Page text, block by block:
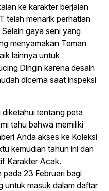
ke karakter berjalan
telah menarik perhatian
gaya seni yang
menyamakan Teman
lainnya untuk
Dingin karena desain
dicerna saat inspeksi
tentang peta
tahu bahwa memiliki
Anda akses ke Koleksi
kemudian tahun ini dan
Karakter Acak.
23 Februari bagi
untuk masuk dalam daftar